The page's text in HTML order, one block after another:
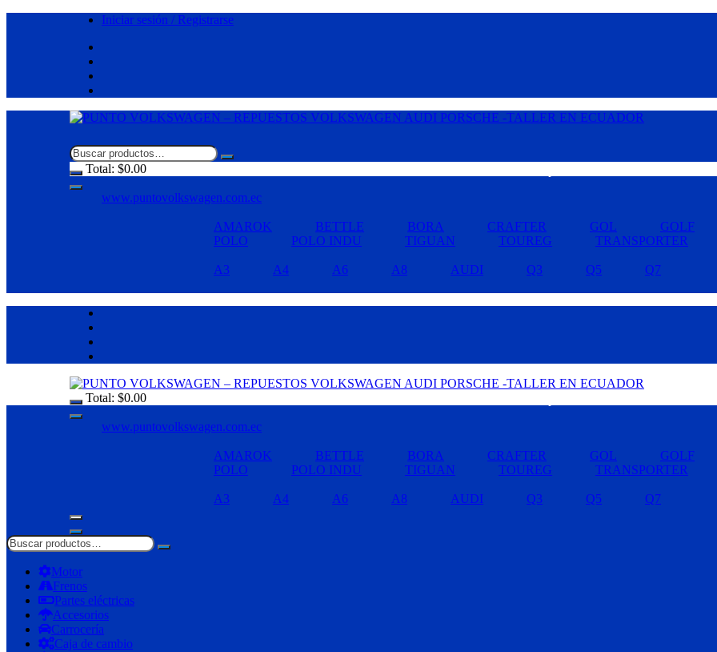
Iniciar sesión / Registrarse
Total: $0.00
www.puntovolkswagen.com.ec
AMAROK BETTLE BORA CRAFTER GOL GOLF
POLO
POLO INDU TIGUAN TOUREG TRANSPORTER
A3 A4 A6 A8 AUDI Q3 Q5 Q7
Total: $0.00
www.puntovolkswagen.com.ec
AMAROK BETTLE BORA CRAFTER GOL GOLF
POLO
POLO INDU TIGUAN TOUREG TRANSPORTER
A3 A4 A6 A8 AUDI Q3 Q5 Q7
Motor
Frenos
Partes eléctricas
Accesorios
Carrocería
Caja de cambio